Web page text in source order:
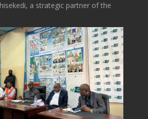
a strategic partner of the